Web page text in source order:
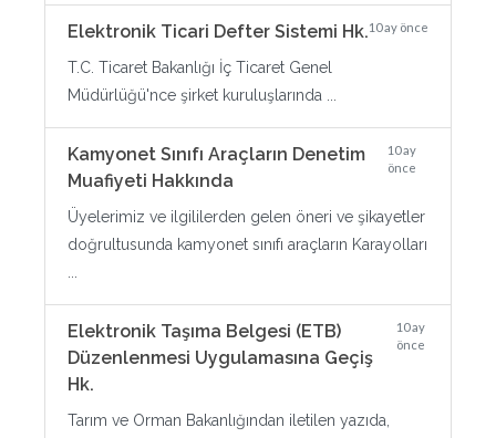
Elektronik Ticari Defter Sistemi Hk.10 ay önce
T.C. Ticaret Bakanlığı İç Ticaret Genel
Müdürlüğü'nce şirket kuruluşlarında ...
Kamyonet Sınıfı Araçların Denetim
Muafiyeti Hakkında
10 ay
önce
Üyelerimiz ve ilgililerden gelen öneri ve şikayetler
doğrultusunda kamyonet sınıfı araçların Karayolları
Elektronik Taşıma Belgesi (ETB)
Düzenlenmesi Uygulamasına Geçiş
Hk.
10 ay
önce
Tarım ve Orman Bakanlığından iletilen yazıda,